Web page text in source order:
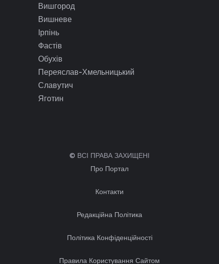
Вишгород
Вишневе
Ірпінь
Фастів
Обухів
Переяслав-Хмельницький
Славутич
Яготин
© ВСІ ПРАВА ЗАХИЩЕНІ
Про Портал
Контакти
Редакційна Політика
Політика Конфіденційності
Правила Користування Сайтом